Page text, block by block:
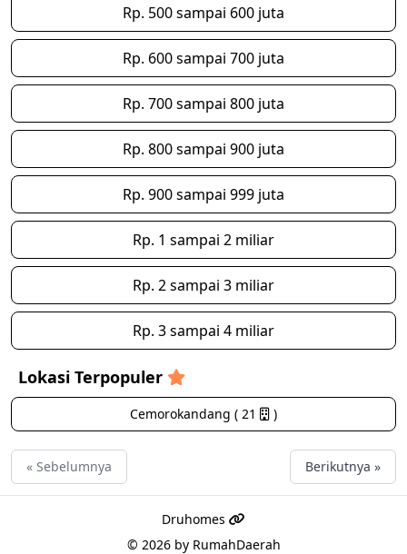
Rp. 500 sampai 600 juta
Rp. 600 sampai 700 juta
Rp. 700 sampai 800 juta
Rp. 800 sampai 900 juta
Rp. 900 sampai 999 juta
Rp. 1 sampai 2 miliar
Rp. 2 sampai 3 miliar
Rp. 3 sampai 4 miliar
Lokasi Terpopuler
Cemorokandang ( 21 )
« Sebelumnya Berikutnya »
Druhomes
© 2026 by RumahDaerah